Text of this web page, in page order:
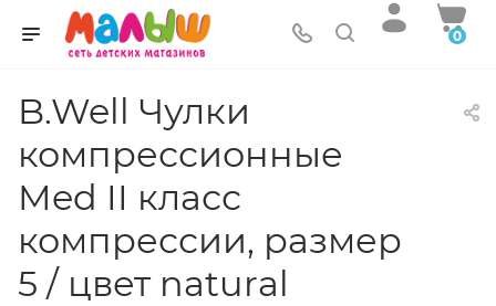
0
B.Well Чулки
компрессионные
Med II класс
компрессии, размер
5 / цвет natural